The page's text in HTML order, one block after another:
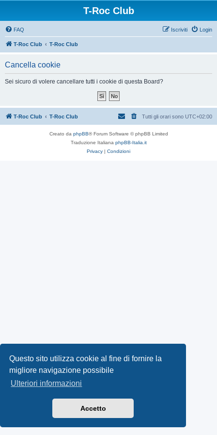
Questo sito utilizza cookie al fine di fornire la
migliore navigazione possibile
Ulteriori informazioni
Accetto
T-Roc Club
FAQ Login
Iscriviti
T-Roc Club T-Roc Club
Cancella cookie
Sei sicuro di volere cancellare tutti i cookie di questa Board?
T-Roc Club T-Roc Club Tutti gli orari sono UTC+02:00
Creato da phpBB® Forum Software © phpBB Limited
Traduzione Italiana phpBB-Italia.it
Privacy | Condizioni